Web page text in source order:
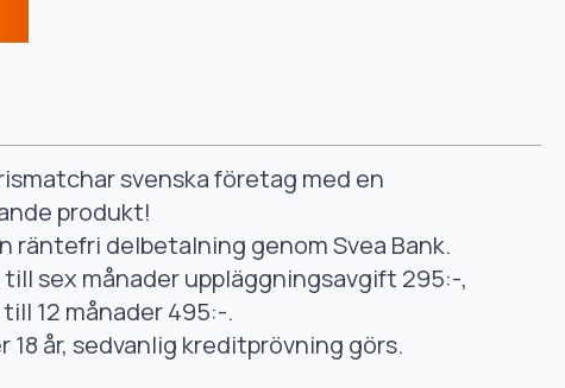
svenska företag med en
produkt!
räntefri delbetalning genom Svea Bank.
till sex månader uppläggningsavgift 295:-,
12 månader 495:-.
18 år, sedvanlig kreditprövning görs.